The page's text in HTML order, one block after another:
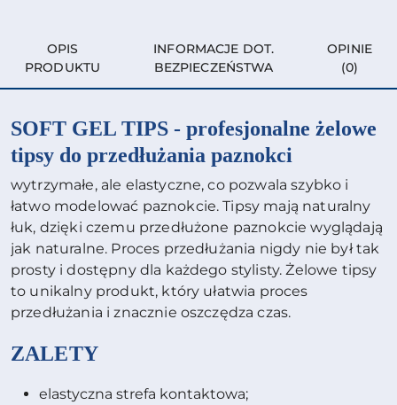
OPIS
PRODUKTU
INFORMACJE DOT.
BEZPIECZEŃSTWA
OPINIE
(0)
SOFT GEL TIPS - profesjonalne żelowe
tipsy do przedłużania paznokci
wytrzymałe, ale elastyczne, co pozwala szybko i
łatwo modelować paznokcie. Tipsy mają naturalny
łuk, dzięki czemu przedłużone paznokcie wyglądają
jak naturalne. Proces przedłużania nigdy nie był tak
prosty i dostępny dla każdego stylisty. Żelowe tipsy
to unikalny produkt, który ułatwia proces
przedłużania i znacznie oszczędza czas.
ZALETY
elastyczna strefa kontaktowa;